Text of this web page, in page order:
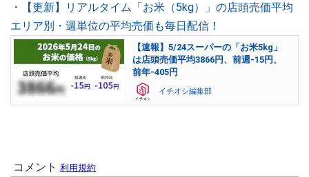
・
【更新】リアルタイム「お米（5kg）」の店頭売価平均
エリア別・週単位の平均売価も毎日配信！
【速報】5/24スーパーの「お米5kg」
は店頭売価平均3866円、前週-15円、
前年-405円
イチオシ編集部